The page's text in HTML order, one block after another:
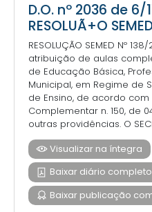
D.O. nº 2036 de 6/
RESOLUÃ+O
RESOLUÇÃO SEMED Nº
atribuição de aulas
de Educação Básica,
Municipal, em Regime de
de Ensino, de acordo com
Complementar n. 150, de
outras providências. O
Visualizar na íntegra
Baixar diário completo
Baixar publicação